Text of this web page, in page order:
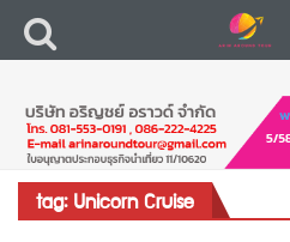
tag: Unicorn Cruise